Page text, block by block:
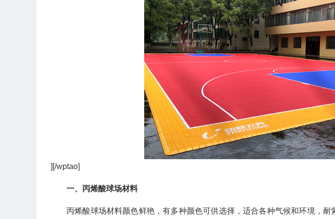
][/wptao]
一、丙烯酸球场材料
丙烯酸球场材料颜色鲜艳，有多种颜色可供选择，适合各种气候和环境，